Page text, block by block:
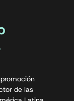
de las